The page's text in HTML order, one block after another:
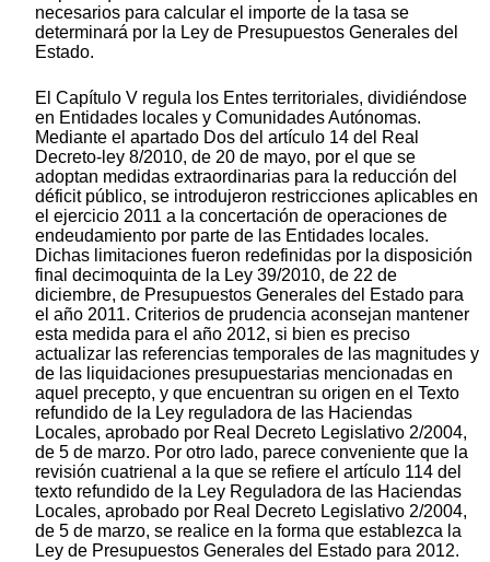
necesarios para calcular el importe de la tasa se
determinará por la Ley de Presupuestos Generales del
Estado.
El Capítulo V regula los Entes territoriales, dividiéndose
en Entidades locales y Comunidades Autónomas.
Mediante el apartado Dos del artículo 14 del Real
Decreto-ley 8/2010, de 20 de mayo, por el que se
adoptan medidas extraordinarias para la reducción del
déficit público, se introdujeron restricciones aplicables en
el ejercicio 2011 a la concertación de operaciones de
endeudamiento por parte de las Entidades locales.
Dichas limitaciones fueron redefinidas por la disposición
final decimoquinta de la Ley 39/2010, de 22 de
diciembre, de Presupuestos Generales del Estado para
el año 2011. Criterios de prudencia aconsejan mantener
esta medida para el año 2012, si bien es preciso
actualizar las referencias temporales de las magnitudes y
de las liquidaciones presupuestarias mencionadas en
aquel precepto, y que encuentran su origen en el Texto
refundido de la Ley reguladora de las Haciendas
Locales, aprobado por Real Decreto Legislativo 2/2004,
de 5 de marzo. Por otro lado, parece conveniente que la
revisión cuatrienal a la que se refiere el artículo 114 del
texto refundido de la Ley Reguladora de las Haciendas
Locales, aprobado por Real Decreto Legislativo 2/2004,
de 5 de marzo, se realice en la forma que establezca la
Ley de Presupuestos Generales del Estado para 2012.